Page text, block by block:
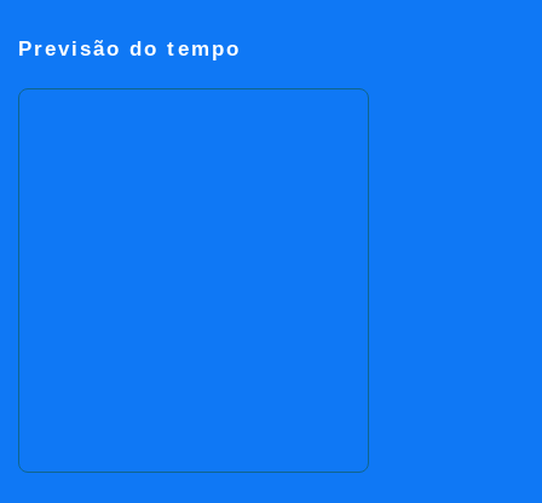
Previsão do tempo